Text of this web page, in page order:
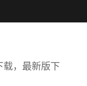
，最新版下